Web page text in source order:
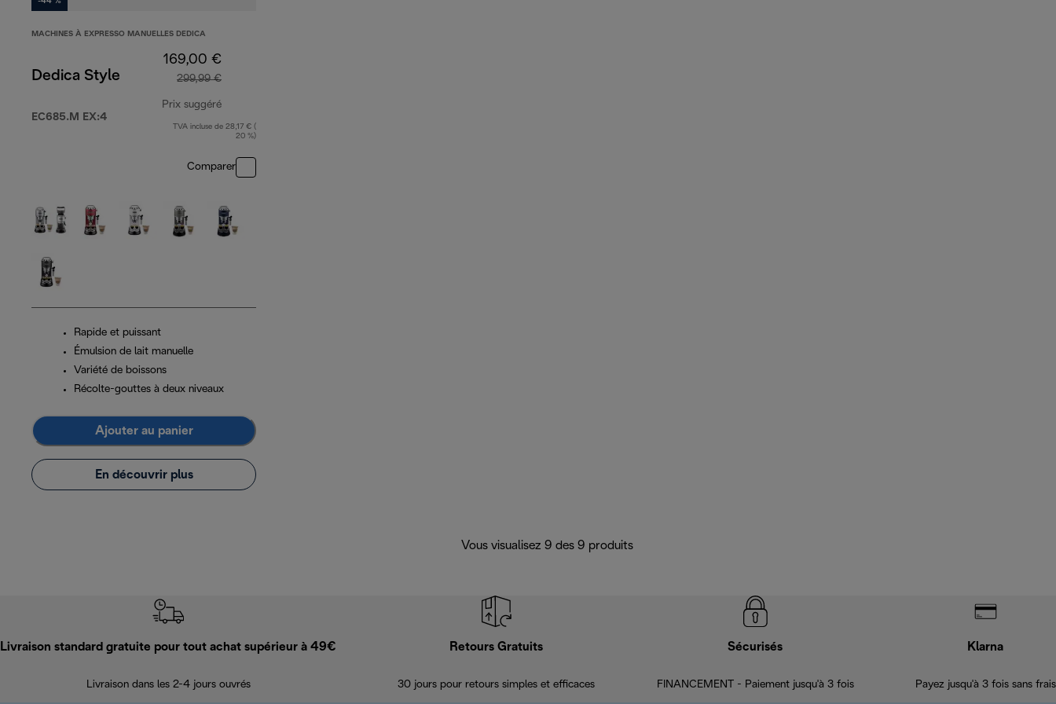
MACHINES À EXPRESSO MANUELLES DEDICA
Dedica Style
EC685.M EX:4
169,00 €
299,99 €
Prix suggéré
prix original 299,99 €
TVA incluse de 28,17 € (
20 %)
Comparer
Rapide et puissant
Émulsion de lait manuelle
Variété de boissons
Récolte-gouttes à deux niveaux
Ajouter au panier
En découvrir plus
Vous visualisez 9 des 9 produits
Livraison standard gratuite pour tout achat supérieur à 49€
Livraison dans les 2-4 jours ouvrés
Retours Gratuits
30 jours pour retours simples et efficaces
Sécurisés
FINANCEMENT - Paiement jusqu'à 3 fois
Klarna
Payez jusqu'à 3 fois sans frais